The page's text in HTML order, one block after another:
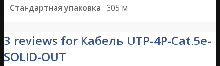
Стандартная упаковка 305 м
3 reviews for Кабель UTP-4P-Cat.5e-
SOLID-OUT